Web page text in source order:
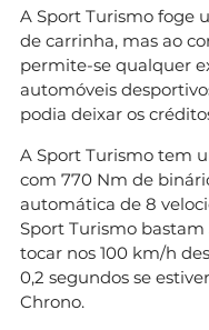
A Sport Turismo foge
de carrinha, mas ao
permite-se qualquer
automóveis
podia deixar os
A Sport Turismo tem
com 770 Nm de
automática de 8
Sport Turismo
tocar nos 100 km/h
0,2 segundos se
Chrono.